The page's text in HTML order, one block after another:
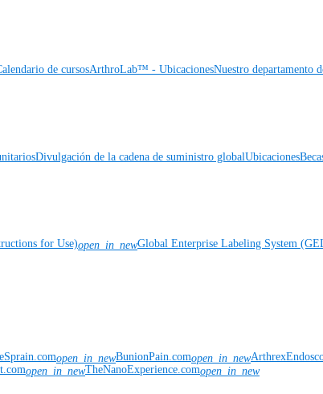
de cursosArthroLab™ - UbicacionesNuestro departamento
Divulgación de la cadena de suministro globalUbicaciones
for Use)open_in_newGlobal Enterprise Labeling System
open_in_newBunionPain.comopen_in_new
open_in_newTheNanoExperience.comopen_in_new